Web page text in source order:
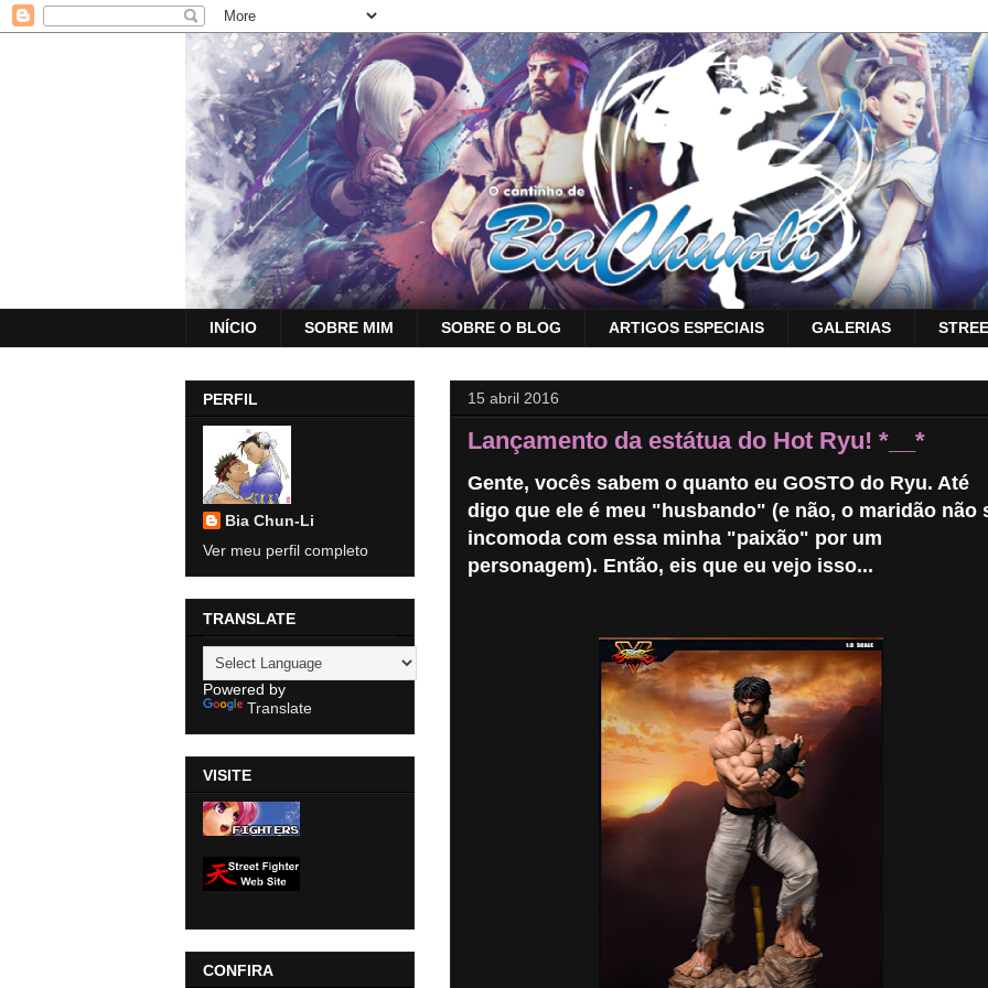
INÍCIO SOBRE MIM SOBRE O BLOG ARTIGOS ESPECIAIS GALERIAS
15 abril 2016
Lançamento da estátua do Hot Ryu! *__*
Gente, vocês sabem o quanto eu GOSTO do Ryu. Até
digo que ele é meu "husbando" (e não, o maridão não
incomoda com essa minha "paixão" por um
personagem). Então, eis que eu vejo isso...
PERFIL
Bia Chun-Li
Ver meu perfil completo
TRANSLATE
Powered by
Translate
VISITE
CONFIRA